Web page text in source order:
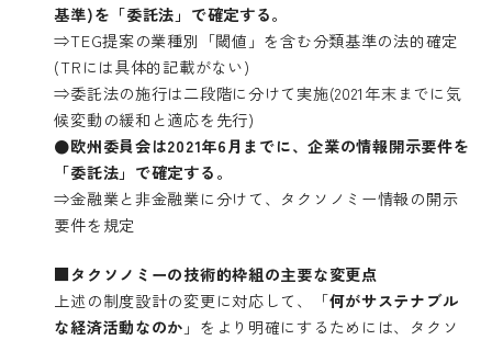
基準)を「委託法」で確定する。
⇒TEG提案の業種別「閾値」を含む分類基準の法的確定
(TRには具体的記載がない)
⇒委託法の施行は二段階に分けて実施(2021年末までに気
候変動の緩和と適応を先行)
●欧州委員会は2021年6月までに、企業の情報開示要件を
「委託法」で確定する。
⇒金融業と非金融業に分けて、タクソノミー情報の開示
要件を規定
■タクソノミーの技術的枠組の主要な変更点
上述の制度設計の変更に対応して、「何がサステナブル
な経済活動なのか 」をより明確にするためには、タクソ